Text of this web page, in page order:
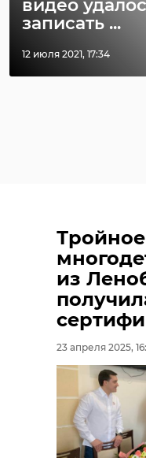
видео
записать ...
12 июля 2021, 17:34
Тройное
из
23 апреля 2025,